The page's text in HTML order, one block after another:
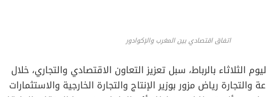
اتفاق اقتصادي بين المغرب والإكوادور
الثلاثاء بالرباط، سبل تعزيز التعاون الاقتصادي والتجاري، خلال
رياض مزور بوزير الإنتاج والتجارة الخارجية والاستثمارات